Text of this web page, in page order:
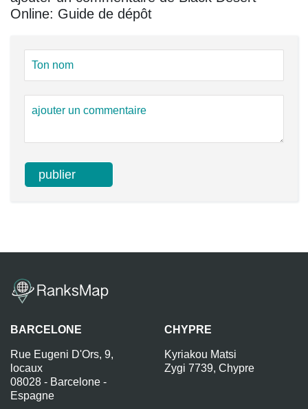
Online: Guide de dépôt
BARCELONE
Rue Eugeni D'Ors, 9,
locaux
08028 - Barcelone -
Espagne
CHYPRE
Kyriakou Matsi
Zygi 7739, Chypre